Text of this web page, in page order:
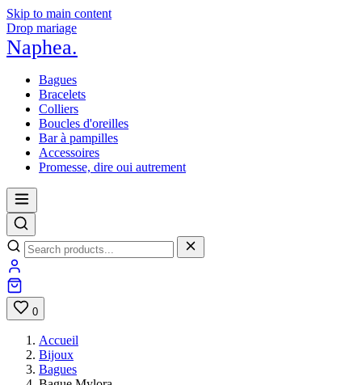
Skip to main content
Drop mariage
Naphea.
Bagues
Bracelets
Colliers
Boucles d'oreilles
Bar à pampilles
Accessoires
Promesse, dire oui autrement
0
Accueil
Bijoux
Bagues